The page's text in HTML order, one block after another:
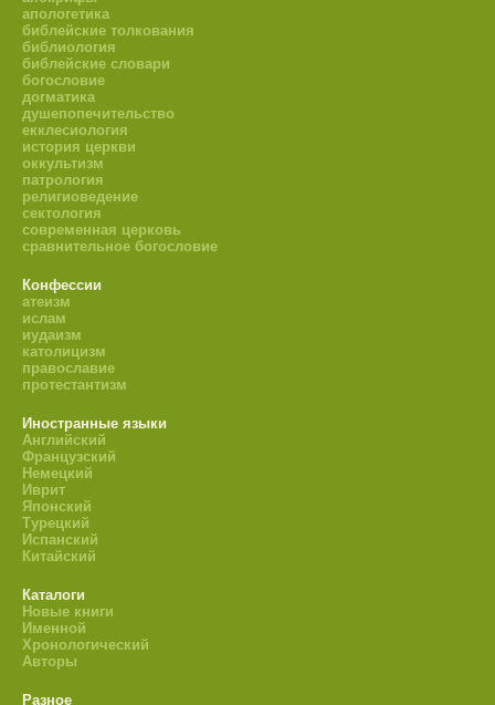
апологетика
библейские толкования
библиология
библейские словари
богословие
догматика
душепопечительство
екклесиология
история церкви
оккультизм
патрология
религиоведение
сектология
современная церковь
сравнительное богословие
Конфессии
атеизм
ислам
иудаизм
католицизм
православие
протестантизм
Иностранные языки
Английский
Французский
Немецкий
Иврит
Японский
Турецкий
Испанский
Китайский
Каталоги
Новые книги
Именной
Хронологический
Авторы
Разное